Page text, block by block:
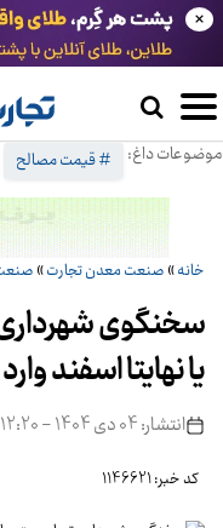
موضوعات داغ: # قیمت مصالح
×
خانه» صنعت معدن تجارت»
سخنگوی شهرداری
یا نهایتا اسفند
انتشار: 04 دی 1404 - 12:20
کد خبر: 1146621